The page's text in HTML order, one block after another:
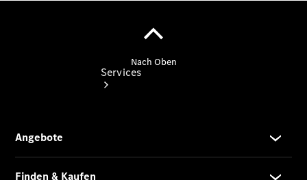
Services